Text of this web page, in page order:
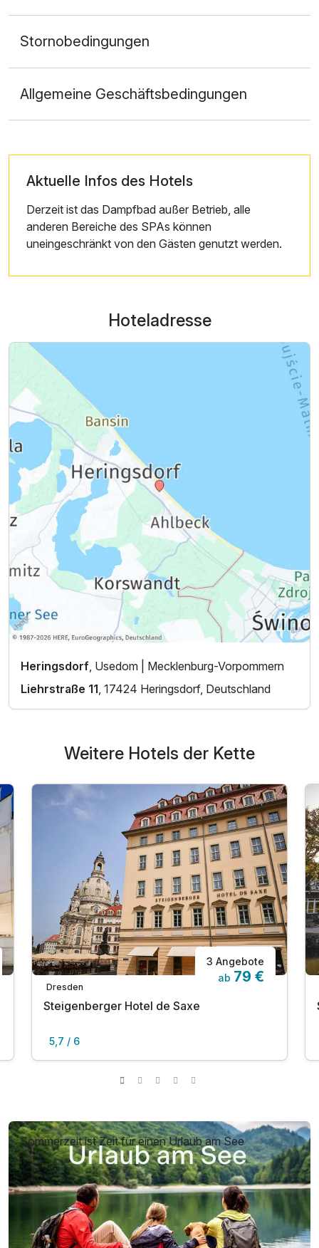
Stornobedingungen
Allgemeine Geschäftsbedingungen
Aktuelle Infos des Hotels
Derzeit ist das Dampfbad außer Betrieb, alle
anderen Bereiche des SPAs können
uneingeschränkt von den Gästen genutzt werden.
Hoteladresse
Heringsdorf , Usedom | Mecklenburg-Vorpommern
Liehrstraße 11 , 17424 Heringsdorf, Deutschland
Weitere Hotels der Kette
Dresden
3 Angebote
ab 79 €
Steigenberger Hotel de Saxe
5,7 / 6
Sommerzeit ist Zeit für einen Urlaub am See